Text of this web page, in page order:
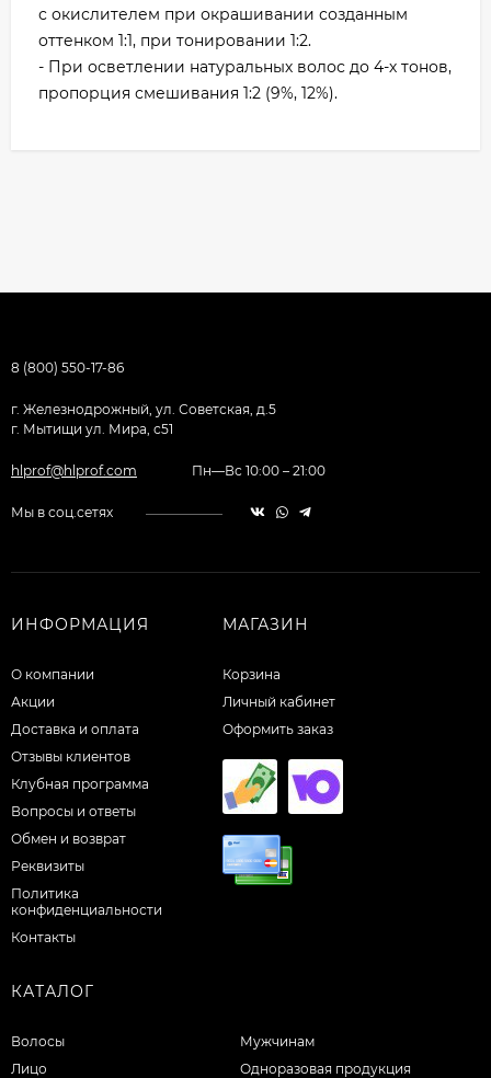
с окислителем при окрашивании созданным
оттенком 1:1, при тонировании 1:2.
- При осветлении натуральных волос до 4-х тонов,
пропорция смешивания 1:2 (9%, 12%).
8 (800) 550-17-86
г. Железнодрожный, ул. Советская, д.5
г. Мытищи ул. Мира, с51
hlprof@hlprof.com Пн—Вс 10:00 – 21:00
Мы в соц.сетях
ИНФОРМАЦИЯ
О компании
Акции
Доставка и оплата
Отзывы клиентов
Клубная программа
Вопросы и ответы
Обмен и возврат
Реквизиты
Политика
конфиденциальности
Контакты
МАГАЗИН
Корзина
Личный кабинет
Оформить заказ
КАТАЛОГ
Волосы
Лицо
Мужчинам
Одноразовая продукция